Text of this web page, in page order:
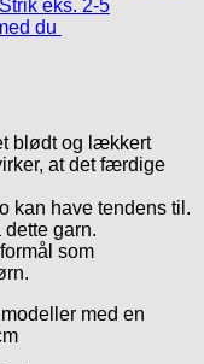
blødt og lækkert
at det færdige
kan have tendens til.
garn.
som
med en